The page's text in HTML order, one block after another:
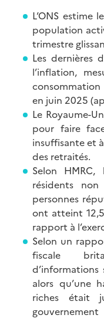
L’ONS estime
population
trimestre
Les dernières
l’inflation,
consommation
en juin 2025
Le Royaume-
pour faire
insuffisante et
des retraités.
Selon HMRC,
résidents
personnes
ont atteint
rapport à
Selon un
fiscale
d’informations
alors qu’une
riches était
gouvernement